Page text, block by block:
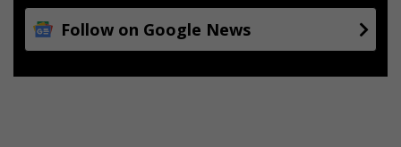
Follow on Google News